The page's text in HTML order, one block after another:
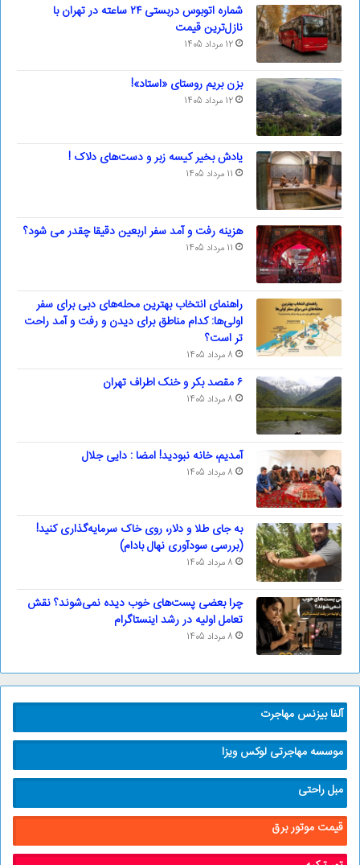
شماره اتوبوس دربستی ۲۴ ساعته در تهران با
نازل‌ترین قیمت
12 مرداد 1405
بزن بریم روستای «استاد»!
12 مرداد 1405
یادش بخیر کیسه‌ زبر و دست‌های دلاک !
11 مرداد 1405
هزینه رفت و آمد سفر اربعین دقیقا چقدر می شود؟
11 مرداد 1405
راهنمای انتخاب بهترین محله‌های دبی برای سفر
اولی‌ها: کدام مناطق برای دیدن و رفت و آمد راحت
تر است؟
8 مرداد 1405
۶ مقصد بکر و خنک اطراف تهران
8 مرداد 1405
آمدیم، خانه نبودید! امضا : دایی جلال
8 مرداد 1405
به جای طلا و دلار، روی خاک سرمایه‌گذاری کنید!
(بررسی سودآوری نهال بادام)
8 مرداد 1405
چرا بعضی پست‌های خوب دیده نمی‌شوند؟ نقش
تعامل اولیه در رشد اینستاگرام
8 مرداد 1405
آلفا بیزنس مهاجرت
موسسه مهاجرتی لوکس ویزا
مبل راحتی
قیمت موتور برق